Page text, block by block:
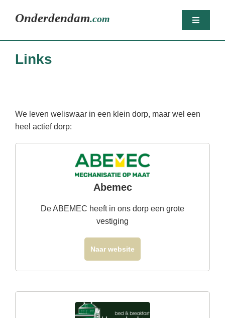
Onderdendam.com
Toggle
Agenda
Dorpsorganisaties
Bedrijven
Links
We leven weliswaar in een klein dorp, maar wel een
heel actief dorp:
Abemec
De ABEMEC heeft in ons dorp een grote
vestiging
Naar website